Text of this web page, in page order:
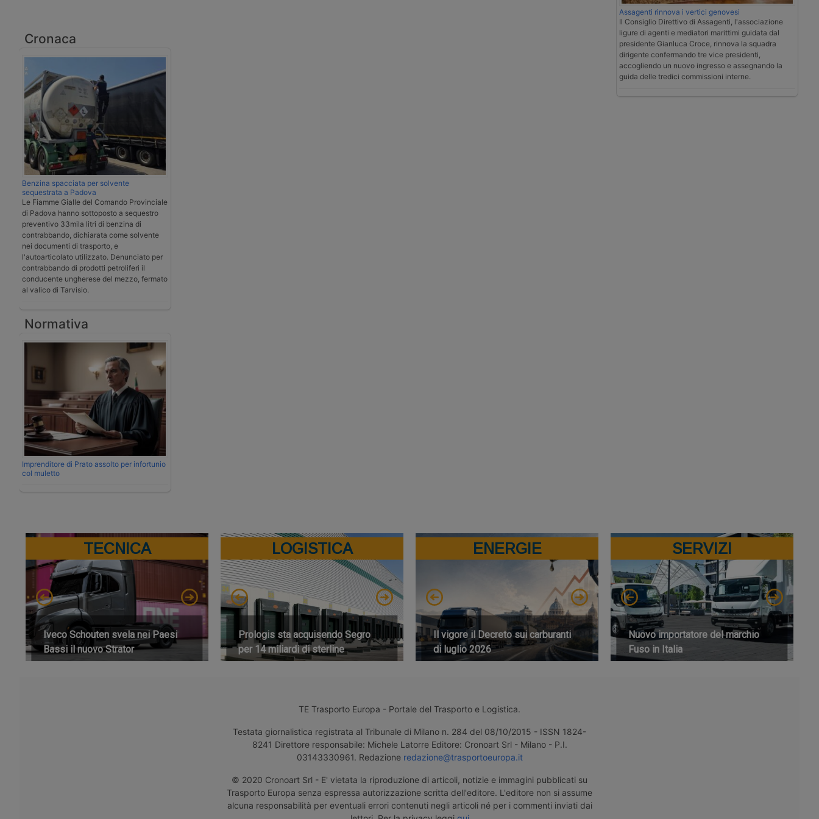
Cronaca
Benzina spacciata per solvente
sequestrata a Padova
Le Fiamme Gialle del Comando Provinciale
di Padova hanno sottoposto a sequestro
preventivo 33mila litri di benzina di
contrabbando, dichiarata come solvente
nei documenti di trasporto, e
l'autoarticolato utilizzato. Denunciato per
contrabbando di prodotti petroliferi il
conducente ungherese del mezzo, fermato
al valico di Tarvisio.
Normativa
Imprenditore di Prato assolto per infortunio
col muletto
Assagenti rinnova i vertici genovesi
Il Consiglio Direttivo di Assagenti, l'associazione
ligure di agenti e mediatori marittimi guidata dal
presidente Gianluca Croce, rinnova la squadra
dirigente confermando tre vice presidenti,
accogliendo un nuovo ingresso e assegnando la
guida delle tredici commissioni interne.
TECNICA
Iveco Schouten svela nei Paesi
Bassi il nuovo Strator
LOGISTICA
Prologis sta acquisendo Segro
per 14 miliardi di sterline
ENERGIE
Il vigore il Decreto sui carburanti
di luglio 2026
SERVIZI
Nuovo importatore del marchio
Fuso in Italia
TE Trasporto Europa - Portale del Trasporto e Logistica.
Testata giornalistica registrata al Tribunale di Milano n. 284 del 08/10/2015 - ISSN 1824-
8241 Direttore responsabile: Michele Latorre Editore: Cronoart Srl - Milano - P.I.
03143330961. Redazione redazione@trasportoeuropa.it
© 2020 Cronoart Srl - E' vietata la riproduzione di articoli, notizie e immagini pubblicati su
Trasporto Europa senza espressa autorizzazione scritta dell'editore. L'editore non si assume
alcuna responsabilità per eventuali errori contenuti negli articoli né per i commenti inviati dai